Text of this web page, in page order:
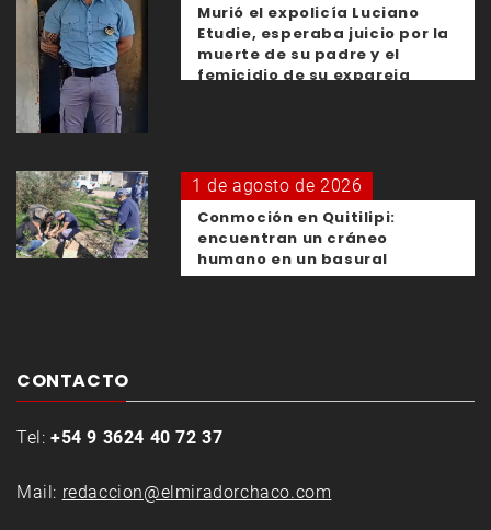
Murió el expolicía Luciano
Etudie, esperaba juicio por la
muerte de su padre y el
femicidio de su expareja
1 de agosto de 2026
Conmoción en Quitilipi:
encuentran un cráneo
humano en un basural
CONTACTO
Tel: +54 9 3624 40 72 37
Mail: redaccion@elmiradorchaco.com